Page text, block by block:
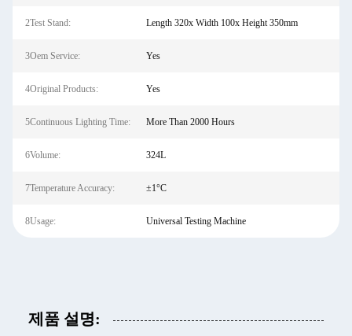
2Test Stand: Length 320x Width 100x Height 350mm
3Oem Service: Yes
4Original Products: Yes
5Continuous Lighting Time: More Than 2000 Hours
6Volume: 324L
7Temperature Accuracy: ±1°C
8Usage: Universal Testing Machine
제품 설명: